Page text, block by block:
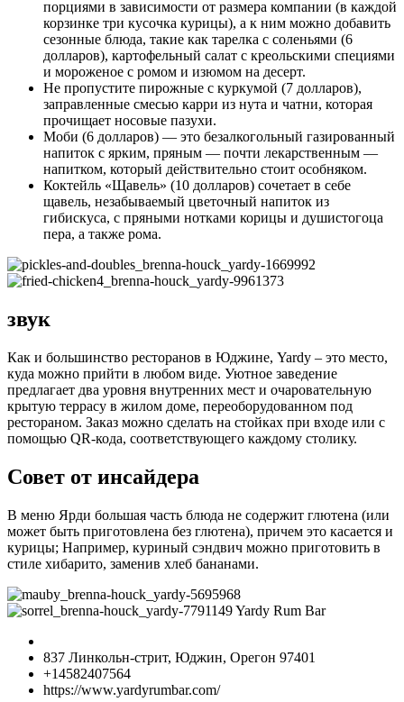
порциями в зависимости от размера компании (в каждой
корзинке три кусочка курицы), а к ним можно добавить
сезонные блюда, такие как тарелка с соленьями (6
долларов), картофельный салат с креольскими специями
и мороженое с ромом и изюмом на десерт.
Не пропустите пирожные с куркумой (7 долларов),
заправленные смесью карри из нута и чатни, которая
прочищает носовые пазухи.
Моби (6 долларов) — это безалкогольный газированный
напиток с ярким, пряным — почти лекарственным —
напитком, который действительно стоит особняком.
Коктейль «Щавель» (10 долларов) сочетает в себе
щавель, незабываемый цветочный напиток из
гибискуса, с пряными нотками корицы и душистогоца
пера, а также рома.
звук
Как и большинство ресторанов в Юджине, Yardy – это место,
куда можно прийти в любом виде. Уютное заведение
предлагает два уровня внутренних мест и очаровательную
крытую террасу в жилом доме, переоборудованном под
рестораном. Заказ можно сделать на стойках при входе или с
помощью QR-кода, соответствующего каждому столику.
Совет от инсайдера
В меню Ярди большая часть блюда не содержит глютена (или
может быть приготовлена без глютена), причем это касается и
курицы; Например, куриный сэндвич можно приготовить в
стиле хибарито, заменив хлеб бананами.
Yardy Rum Bar
837 Линкольн-стрит, Юджин, Орегон 97401
+14582407564
https://www.yardyrumbar.com/